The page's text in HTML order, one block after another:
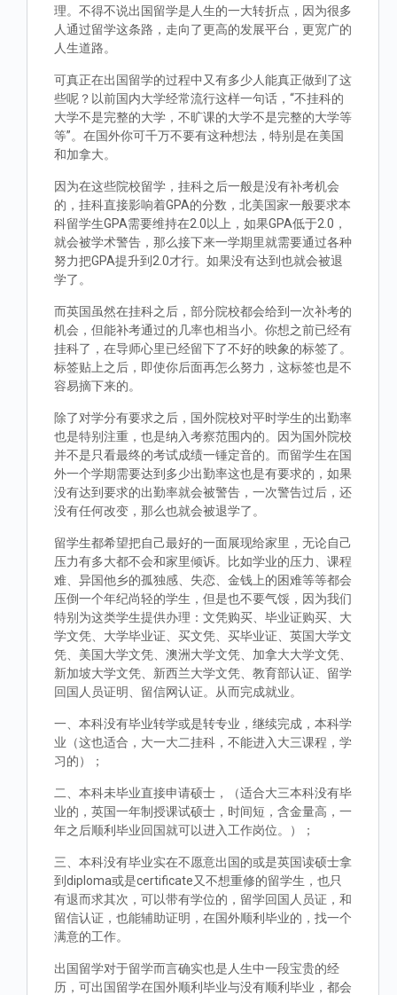
理。不得不说出国留学是人生的一大转折点，因为很多
人通过留学这条路，走向了更高的发展平台，更宽广的
人生道路。
可真正在出国留学的过程中又有多少人能真正做到了这
些呢？以前国内大学经常流行这样一句话，“不挂科的
大学不是完整的大学，不旷课的大学不是完整的大学等
等”。在国外你可千万不要有这种想法，特别是在美国
和加拿大。
因为在这些院校留学，挂科之后一般是没有补考机会
的，挂科直接影响着GPA的分数，北美国家一般要求本
科留学生GPA需要维持在2.0以上，如果GPA低于2.0，
就会被学术警告，那么接下来一学期里就需要通过各种
努力把GPA提升到2.0才行。如果没有达到也就会被退
学了。
而英国虽然在挂科之后，部分院校都会给到一次补考的
机会，但能补考通过的几率也相当小。你想之前已经有
挂科了，在导师心里已经留下了不好的映象的标签了。
标签贴上之后，即使你后面再怎么努力，这标签也是不
容易摘下来的。
除了对学分有要求之后，国外院校对平时学生的出勤率
也是特别注重，也是纳入考察范围内的。因为国外院校
并不是只看最终的考试成绩一锤定音的。而留学生在国
外一个学期需要达到多少出勤率这也是有要求的，如果
没有达到要求的出勤率就会被警告，一次警告过后，还
没有任何改变，那么也就会被退学了。
留学生都希望把自己最好的一面展现给家里，无论自己
压力有多大都不会和家里倾诉。比如学业的压力、课程
难、异国他乡的孤独感、失恋、金钱上的困难等等都会
压倒一个年纪尚轻的学生，但是也不要气馁，因为我们
特别为这类学生提供办理：文凭购买、毕业证购买、大
学文凭、大学毕业证、买文凭、买毕业证、英国大学文
凭、美国大学文凭、澳洲大学文凭、加拿大大学文凭、
新加坡大学文凭、新西兰大学文凭、教育部认证、留学
回国人员证明、留信网认证。从而完成就业。
一、本科没有毕业转学或是转专业，继续完成，本科学
业（这也适合，大一大二挂科，不能进入大三课程，学
习的）；
二、本科未毕业直接申请硕士，（适合大三本科没有毕
业的，英国一年制授课试硕士，时间短，含金量高，一
年之后顺利毕业回国就可以进入工作岗位。）；
三、本科没有毕业实在不愿意出国的或是英国读硕士拿
到diploma或是certificate又不想重修的留学生，也只
有退而求其次，可以带有学位的，留学回国人员证，和
留信认证，也能辅助证明，在国外顺利毕业的，找一个
满意的工作。
出国留学对于留学而言确实也是人生中一段宝贵的经
历，可出国留学在国外顺利毕业与没有顺利毕业，都会